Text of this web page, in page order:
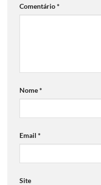
Comentário*
Nome*
Email *
Site